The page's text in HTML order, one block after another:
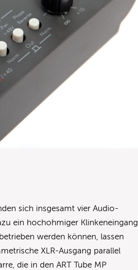
sich insgesamt vier Audio-
ein hochohmiger Klinkeneingang
werden können, lassen
XLR-Ausgang parallel
die in den ART Tube MP